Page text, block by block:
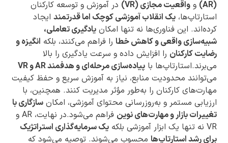
(AR) و واقعیت مجازی (VR)
در آموزش و توسعه کارکنان
استارتاپ‌ها، یک انقلاب آموزشی کوچک اما قدرتمند ایجاد
کرده‌اند. این فناوری‌ها نه تنها امکان یادگیری تعاملی،
شبیه‌سازی واقعی و کاهش خطا را فراهم می‌کنند، بلکه انگیزه و
رضایت کارکنان را افزایش داده و سرعت یادگیری را بالا
می‌برند.استارتاپ‌ها با پیاده‌سازی مرحله‌ای و هدفمند AR و VR
می‌توانند محدودیت منابع، نیاز به آموزش سریع و حفظ کیفیت
مهارت‌های کارکنان را به‌طور مؤثر مدیریت کنند. همچنین، با
ارزیابی مستمر و به‌روزرسانی محتوای آموزشی، امکان سازگاری با
تغییرات بازار و مهارت‌های نوین
فراهم می‌شود.در نهایت، AR و
VR نه تنها یک ابزار آموزشی بلکه
یک سرمایه‌گذاری استراتژیک
برای رشد استارتاپ‌ها محسوب می‌شوند. توصیه می‌شود که